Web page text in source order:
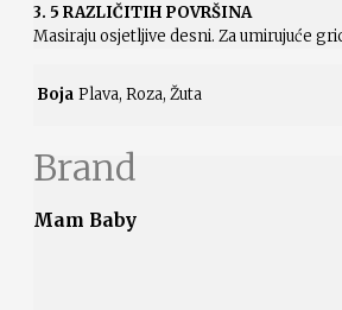
3. 5 RAZLIČITIH POVRŠINA
Masiraju osjetljive desni. Za umirujuće
Boja Plava, Roza, Žuta
Brand
Mam Baby